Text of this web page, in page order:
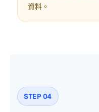
資料。
STEP 04